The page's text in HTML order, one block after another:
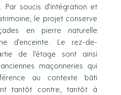
Par soucis d’intégration et
le projet conserve
en pierre naturelle
d’enceinte. Le rez-de-
de l’étage sont ainsi
maçonneries qui
au contexte bâti
tantôt contre, tantôt à